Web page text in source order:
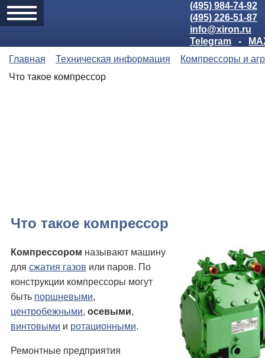
(495) 984-74-92
(495) 226-51-87
info@xiron.ru
Telegram
-
Главная
Техническая информация
Компрессоры и
Что такое компрессор
Что такое компрессор
Компрессором называют машину
для сжатия газов или паров. По
конструкции компрессоры могут
быть поршневыми,
центробежными, осевыми,
винтовыми и ротационными.
Ремонтные предприятия